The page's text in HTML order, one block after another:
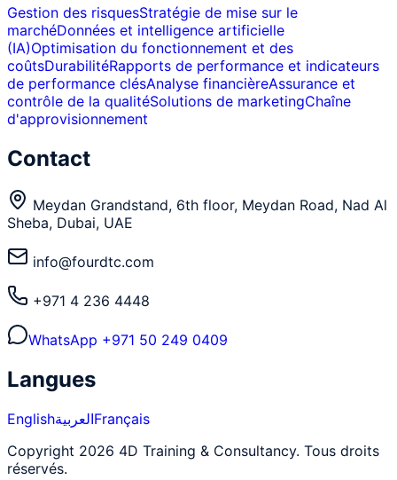
Gestion des risquesStratégie de mise sur le
marchéDonnées et intelligence artificielle
(IA)Optimisation du fonctionnement et des
coûtsDurabilitéRapports de performance et indicateurs
de performance clésAnalyse financièreAssurance et
contrôle de la qualitéSolutions de marketingChaîne
d'approvisionnement
Contact
Meydan Grandstand, 6th floor, Meydan Road, Nad Al
Sheba, Dubai, UAE
info@fourdtc.com
+971 4 236 4448
WhatsApp +971 50 249 0409
Langues
EnglishالعربيةFrançais
Copyright 2026 4D Training & Consultancy. Tous droits
réservés.